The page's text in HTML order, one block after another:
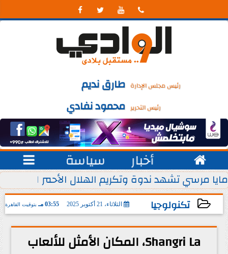
   
رئيس مجلس الإدارة طارق نديم
رئيس التحرير محمود نفادي
 أخبار سياسة 
يوليو من كل عام
مايا مرسي تشهد ندوة وتكريم الهلال الأحمر
تكنولوجيا الثلاثاء، 21 أكتوبر 2025 03:55 مـ بتوقيت القاهرة
2025-10-21 15:55:48
Shangri La، المكان الأمثل للألعاب